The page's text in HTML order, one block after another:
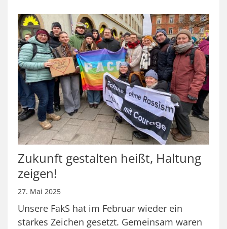
Zukunft gestalten heißt, Haltung
zeigen!
27. Mai 2025
Unsere FakS hat im Februar wieder ein
starkes Zeichen gesetzt. Gemeinsam waren